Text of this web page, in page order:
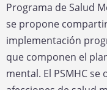
Programa de Salud
se propone
implementación
que componen el
mental. El PSMHC